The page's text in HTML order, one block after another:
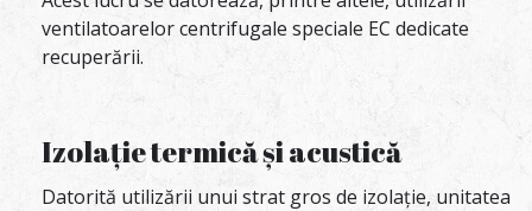
ventilatoarelor centrifugale speciale EC dedicate
recuperării.
Izolație termică și acustică
Datorită utilizării unui strat gros de izolație, unitatea